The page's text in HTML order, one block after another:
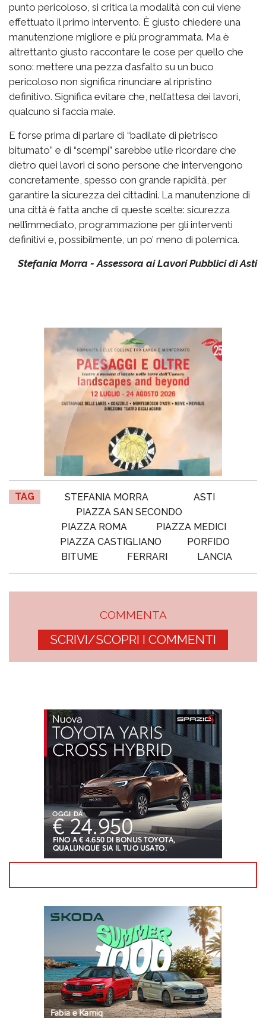
punto pericoloso, si critica la modalità con cui viene
effettuato il primo intervento. È giusto chiedere una
manutenzione migliore e più programmata. Ma è
altrettanto giusto raccontare le cose per quello che
sono: mettere una pezza d’asfalto su un buco
pericoloso non significa rinunciare al ripristino
definitivo. Significa evitare che, nell’attesa dei lavori,
qualcuno si faccia male.
E forse prima di parlare di “badilate di pietrisco
bitumato” e di “scempi” sarebbe utile ricordare che
dietro quei lavori ci sono persone che intervengono
concretamente, spesso con grande rapidità, per
garantire la sicurezza dei cittadini. La manutenzione di
una città è fatta anche di queste scelte: sicurezza
nell’immediato, programmazione per gli interventi
definitivi e, possibilmente, un po’ meno di polemica.
Stefania Morra - Assessora ai Lavori Pubblici di Asti
TAG STEFANIA MORRA
ASTI
PIAZZA SAN SECONDO
PIAZZA ROMA
PIAZZA MEDICI
PIAZZA CASTIGLIANO
PORFIDO
BITUME
FERRARI LANCIA
COMMENTA
SCRIVI/SCOPRI I COMMENTI